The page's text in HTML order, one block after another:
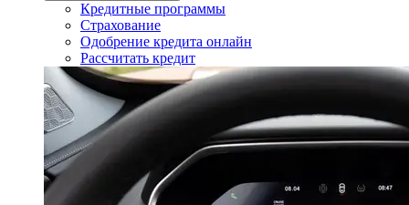
Кредитные программы
Страхование
Одобрение кредита онлайн
Рассчитать кредит